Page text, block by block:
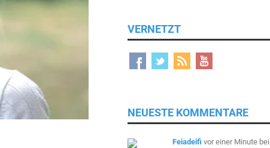
VERNETZT
NEUESTE KOMMENTARE
Feiadeifi vor einer Minutebei